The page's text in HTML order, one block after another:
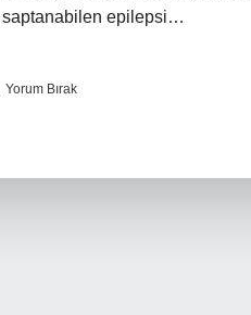
epilepsi…
Yorum Bırak